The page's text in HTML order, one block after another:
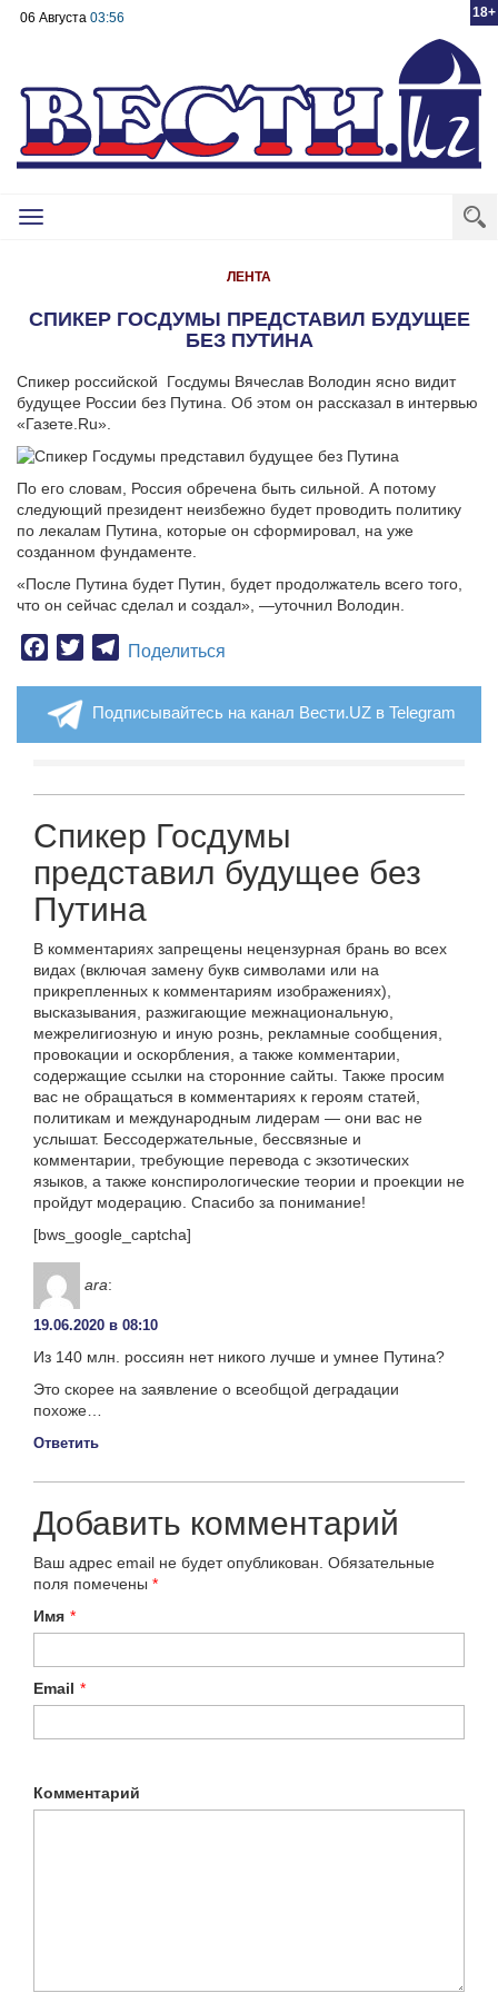
18+
06 Августа 03:56
Toggle
ЛЕНТА
СПИКЕР ГОСДУМЫ ПРЕДСТАВИЛ БУДУЩЕЕ
БЕЗ ПУТИНА
Спикер российской Госдумы Вячеслав Володин ясно видит
будущее России без Путина. Об этом он рассказал в интервью
«Газете.Ru».
По его словам, Россия обречена быть сильной. А потому
следующий президент неизбежно будет проводить политику
по лекалам Путина, которые он сформировал, на уже
созданном фундаменте.
«После Путина будет Путин, будет продолжатель всего того,
что он сейчас сделал и создал», —уточнил Володин.
Facebook
TwitterTelegram
Поделиться
Подписывайтесь на канал Вести.UZ в Telegram
Спикер Госдумы
представил будущее без
Путина
В комментариях запрещены нецензурная брань во всех
видах (включая замену букв символами или на
прикрепленных к комментариям изображениях),
высказывания, разжигающие межнациональную,
межрелигиозную и иную рознь, рекламные сообщения,
провокации и оскорбления, а также комментарии,
содержащие ссылки на сторонние сайты. Также просим
вас не обращаться в комментариях к героям статей,
политикам и международным лидерам — они вас не
услышат. Бессодержательные, бессвязные и
комментарии, требующие перевода с экзотических
языков, а также конспирологические теории и проекции не
пройдут модерацию. Спасибо за понимание!
[bws_google_captcha]
ara:
19.06.2020 в 08:10
Из 140 млн. россиян нет никого лучше и умнее Путина?
Это скорее на заявление о всеобщой деградации
похоже…
Ответить
Добавить комментарий
Ваш адрес email не будет опубликован. Обязательные
поля помечены *
Имя *
Email *
Комментарий